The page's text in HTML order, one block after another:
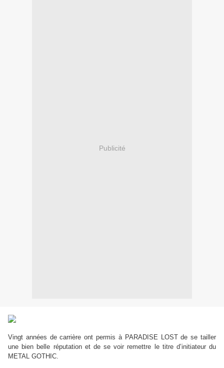
Publicité
Vingt années de carrière ont permis à PARADISE LOST de se tailler
une bien belle réputation et de se voir remettre le titre d’initiateur du
METAL GOTHIC.